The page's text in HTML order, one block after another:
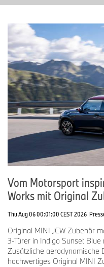
Energieeffizienzkategorie 2025
(01/2025)
Vom Motorsport
Works mit Original
Thu Aug 06 00:01:00 CEST 2026
Original MINI JCW Zubehör
3-Türer in Indigo Sunset
Zusätzliche aerodynamische
hochwertiges Original MINI